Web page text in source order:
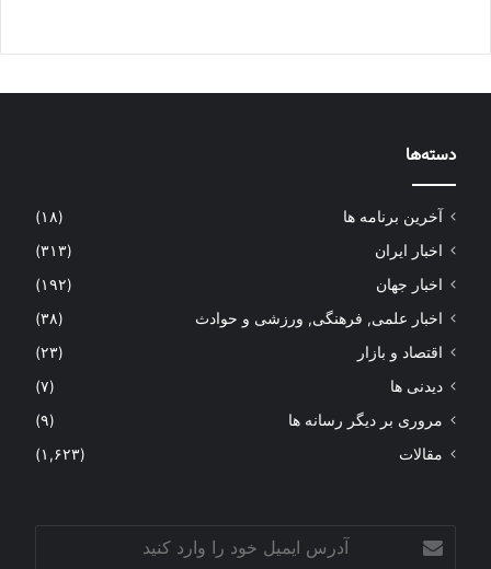
دسته‌ها
آخرین برنامه ها
(۱۸)
اخبار ایران
(۳۱۳)
اخبار جهان
(۱۹۲)
اخبار علمی, فرهنگی, ورزشی و حوادث
(۳۸)
اقتصاد و بازار
(۲۳)
دیدنی ها
(۷)
مروری بر دیگر رسانه ها
(۹)
مقالات
(۱,۶۲۳)
ایمیل